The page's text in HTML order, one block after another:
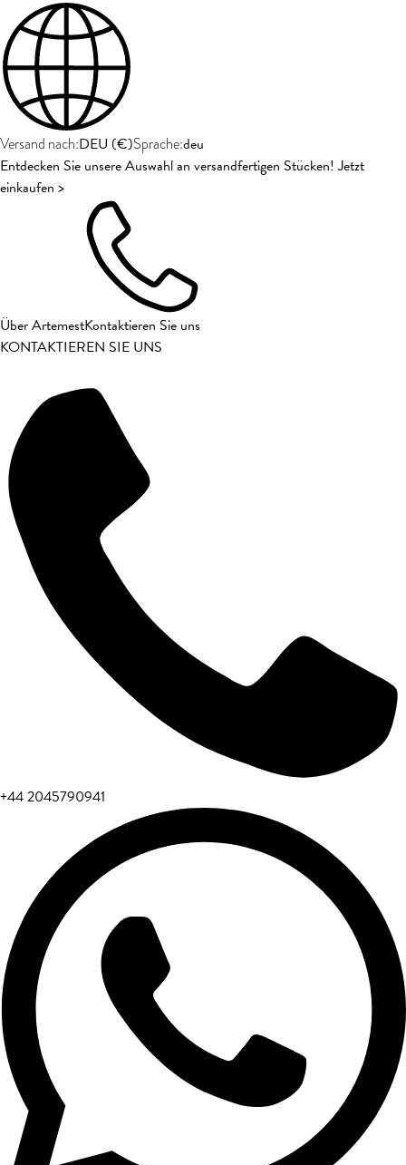
Versand nach:DEU (€)Sprache:deu
Entdecken Sie unsere Auswahl an versandfertigen Stücken! Jetzt
einkaufen >
Über ArtemestKontaktieren Sie uns
KONTAKTIEREN SIE UNS
+44 2045790941